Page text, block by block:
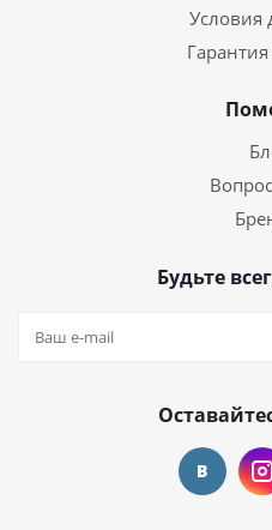
Условия
Будьте